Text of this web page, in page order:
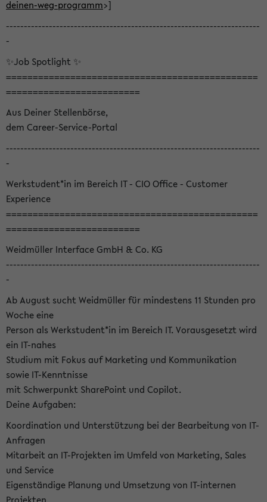
deinen-weg-programm>]
-----------------------------------------------------------------------
-
✨Job Spotlight ✨
===============================================
=========================
Aus Deiner Stellenbörse,
dem Career-Service-Portal
-----------------------------------------------------------------------
-
Werkstudent*in im Bereich IT - CIO Office - Customer
Experience
===============================================
=========================
Weidmüller Interface GmbH & Co. KG
-----------------------------------------------------------------------
-
Ab August sucht Weidmüller für mindestens 11 Stunden pro
Woche eine
Person als Werkstudent*in im Bereich IT. Vorausgesetzt wird
ein IT-nahes
Studium mit Fokus auf Marketing und Kommunikation
sowie IT-Kenntnisse
mit Schwerpunkt SharePoint und Copilot.
Deine Aufgaben:
Koordination und Unterstützung bei der Bearbeitung von IT-
Anfragen
Mitarbeit an IT-Projekten im Umfeld von Marketing, Sales
und Service
Eigenständige Planung und Umsetzung von IT-internen